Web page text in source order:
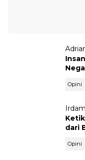
Opini
dari
Opini